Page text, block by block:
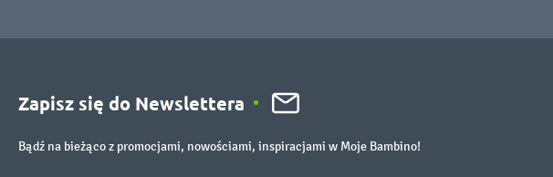
Zapisz się do Newslettera
Bądź na bieżąco z promocjami, nowościami, inspiracjami w Moje Bambino!